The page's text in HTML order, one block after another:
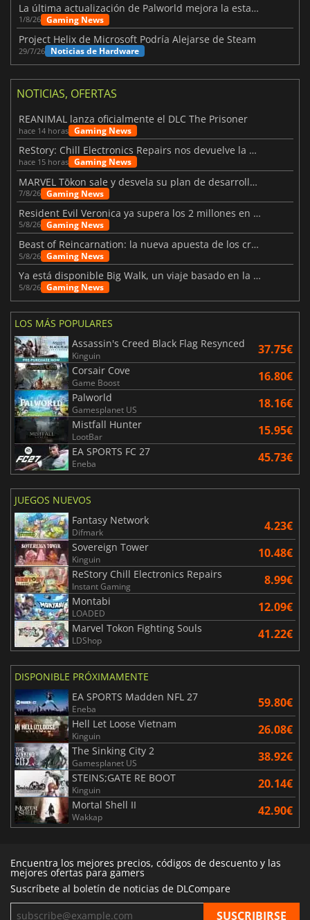
La última actualización de Palworld mejora la estabilidad
1/8/26 Gaming News
Project Helix de Microsoft Podría Alejarse de Steam
29/7/26 Noticias de Hardware
NOTICIAS, OFERTAS
REANIMAL lanza oficialmente el DLC The Prisoner
hace 14 horas Gaming News
ReStory: Chill Electronics Repairs nos devuelve la nostalgia de los 2000
hace 15 horas Gaming News
MARVEL Tōkon sale y desvela su plan de desarrollo para el primer año
7/8/26 Gaming News
Resident Evil Veronica ya supera los 2 millones en listas de deseados
5/8/26 Gaming News
Beast of Reincarnation: la nueva apuesta de los creadores de Pokémon
5/8/26 Gaming News
Ya está disponible Big Walk, un viaje basado en la amistad
5/8/26 Gaming News
LOS MÁS POPULARES
Assassin's Creed Black Flag Resynced
Kinguin 37.75€
Corsair Cove
Game Boost 16.80€
Palworld
Gamesplanet US 18.16€
Mistfall Hunter
LootBar 15.95€
EA SPORTS FC 27
Eneba 45.73€
JUEGOS NUEVOS
Fantasy Network
Difmark 4.23€
Sovereign Tower
Kinguin 10.48€
ReStory Chill Electronics Repairs
Instant Gaming 8.99€
Montabi
LOADED 12.09€
Marvel Tokon Fighting Souls
LDShop 41.22€
DISPONIBLE PRÓXIMAMENTE
EA SPORTS Madden NFL 27
Eneba 59.80€
Hell Let Loose Vietnam
Kinguin 26.08€
The Sinking City 2
Gamesplanet US 38.92€
STEINS;GATE RE BOOT
Kinguin 20.14€
Mortal Shell II
Wakkap 42.90€
Encuentra los mejores precios, códigos de descuento y las
mejores ofertas para gamers
Suscríbete al boletín de noticias de DLCompare